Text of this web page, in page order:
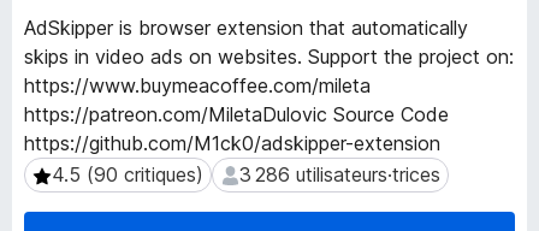
u
r
e
n
a
v
AdSkipper is browser extension that automatically
skips in video ads on websites. Support the project on:
https://www.buymeacoffee.com/mileta
https://patreon.com/MiletaDulovic Source Code
https://github.com/M1ck0/adskipper-extension
4.5 (90 critiques)
4.5 (90 critiques) 3 286 utilisateurs·trices
3 286 utilisateurs·trices
n
n
é
e
s
d
e
l